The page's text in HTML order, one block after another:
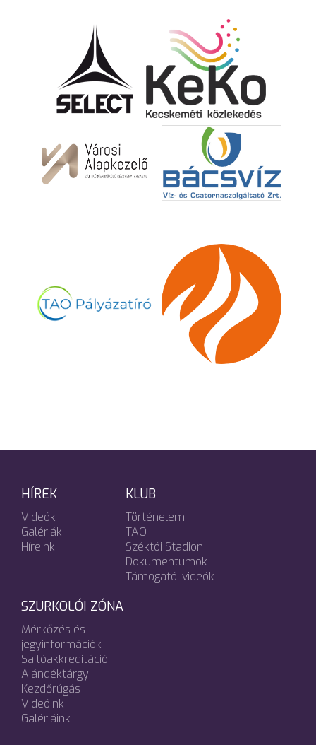
HÍREK
Videók
Galériák
Híreink
KLUB
Történelem
TAO
Széktói Stadion
Dokumentumok
Támogatói videók
SZURKOLÓI ZÓNA
Mérkőzés és
jegyinformációk
Sajtóakkreditáció
Ajándéktárgy
Kezdőrúgás
Videóink
Galériáink